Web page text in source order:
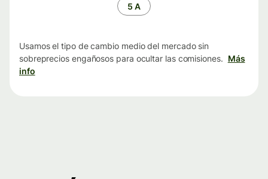
5 A
Usamos el tipo de cambio medio del mercado sin
sobreprecios engañosos para ocultar las comisiones. Más
info